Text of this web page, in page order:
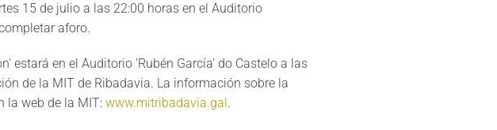
15 de julio a las 22:00 horas en el Auditorio
aforo.
estará en el Auditorio 'Rubén García' do Castelo a las
de la MIT de Ribadavia. La información sobre la
la web de la MIT: www.mitribadavia.gal.